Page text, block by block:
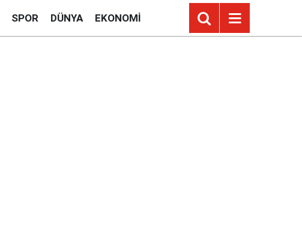
SPOR DÜNYA EKONOMI